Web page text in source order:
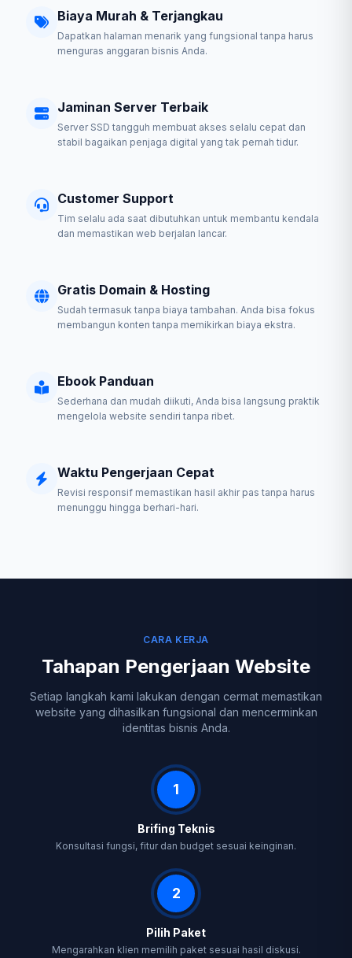
Biaya Murah & Terjangkau
Dapatkan halaman menarik yang fungsional tanpa harus
menguras anggaran bisnis Anda.
Jaminan Server Terbaik
Server SSD tangguh membuat akses selalu cepat dan
stabil bagaikan penjaga digital yang tak pernah tidur.
Customer Support
Tim selalu ada saat dibutuhkan untuk membantu kendala
dan memastikan web berjalan lancar.
Gratis Domain & Hosting
Sudah termasuk tanpa biaya tambahan. Anda bisa fokus
membangun konten tanpa memikirkan biaya ekstra.
Ebook Panduan
Sederhana dan mudah diikuti, Anda bisa langsung praktik
mengelola website sendiri tanpa ribet.
Waktu Pengerjaan Cepat
Revisi responsif memastikan hasil akhir pas tanpa harus
menunggu hingga berhari-hari.
CARA KERJA
Tahapan Pengerjaan Website
Setiap langkah kami lakukan dengan cermat memastikan
website yang dihasilkan fungsional dan mencerminkan
identitas bisnis Anda.
1
Brifing Teknis
Konsultasi fungsi, fitur dan budget sesuai keinginan.
2
Pilih Paket
Mengarahkan klien memilih paket sesuai hasil diskusi.